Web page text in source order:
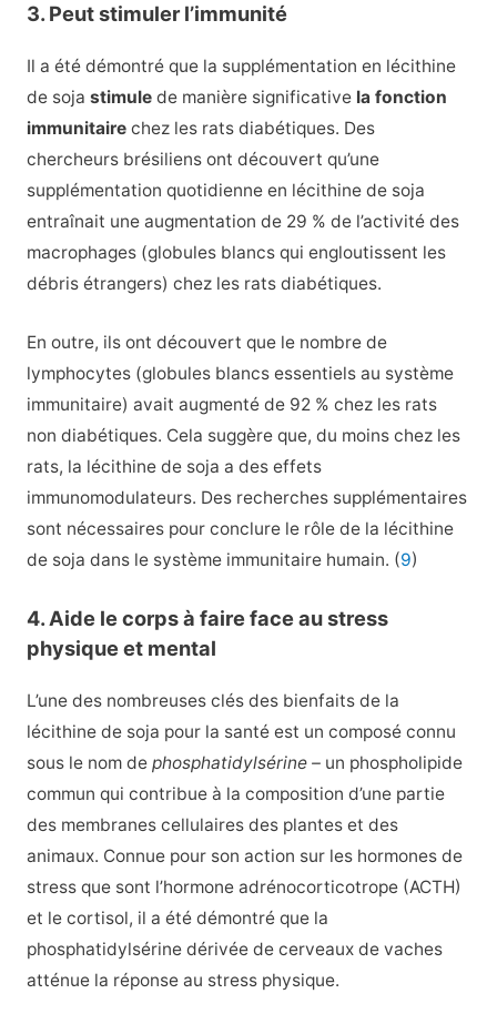
3. Peut stimuler l’immunité
Il a été démontré que la supplémentation en lécithine
de soja stimulede manière significative la fonction
immunitaire chez les rats diabétiques. Des
chercheurs brésiliens ont découvert qu’une
supplémentation quotidienne en lécithine de soja
entraînait une augmentation de 29 % de l’activité des
macrophages (globules blancs qui engloutissent les
débris étrangers) chez les rats diabétiques.
En outre, ils ont découvert que le nombre de
lymphocytes (globules blancs essentiels au système
immunitaire) avait augmenté de 92 % chez les rats
non diabétiques. Cela suggère que, du moins chez les
rats, la lécithine de soja a des effets
immunomodulateurs. Des recherches supplémentaires
sont nécessaires pour conclure le rôle de la lécithine
de soja dans le système immunitaire humain. (9)
4. Aide le corps à faire face au stress
physique et mental
L’une des nombreuses clés des bienfaits de la
lécithine de soja pour la santé est un composé connu
sous le nom de phosphatidylsérine – un phospholipide
commun qui contribue à la composition d’une partie
des membranes cellulaires des plantes et des
animaux. Connue pour son action sur les hormones de
stress que sont l’hormone adrénocorticotrope (ACTH)
et le cortisol, il a été démontré que la
phosphatidylsérine dérivée de cerveaux de vaches
atténue la réponse au stress physique.